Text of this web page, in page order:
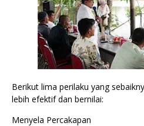
Berikut lima perilaku yang
lebih efektif dan bernilai:
Menyela Percakapan